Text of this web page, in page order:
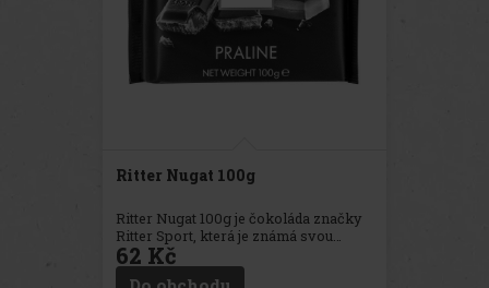
Ritter Nugat 100g
Ritter Nugat 100g je čokoláda značky
Ritter Sport, která je známá svou
lahodnou nugátovou náplní. Tato
čokoláda kombinuje jemnou mléčnou
62 Kč